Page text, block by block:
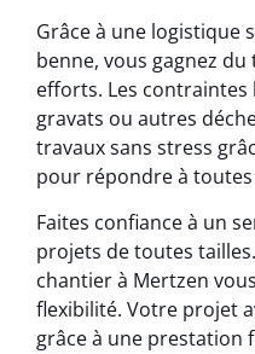
Grâce à une logistique
benne, vous gagnez
efforts. Les contraintes
gravats ou autres
travaux sans stress
pour répondre à toutes
Faites confiance à un
projets de toutes
chantier à Mertzen
flexibilité. Votre projet
grâce à une prestation